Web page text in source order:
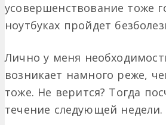
усовершенствование тоже
ноутбуках пройдет
Лично у меня
возникает намного реже,
тоже. Не верится? Тогда
течение следующей